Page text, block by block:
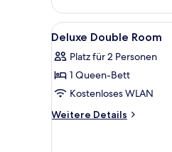
1 King-
Bett,
Whirlpool
Alle
Fotos
für
Deluxe
Double
Room
11
Deluxe Double Room
Platz für 2 Personen
1 Queen-Bett
Kostenloses WLAN
Weitere Details
Weitere